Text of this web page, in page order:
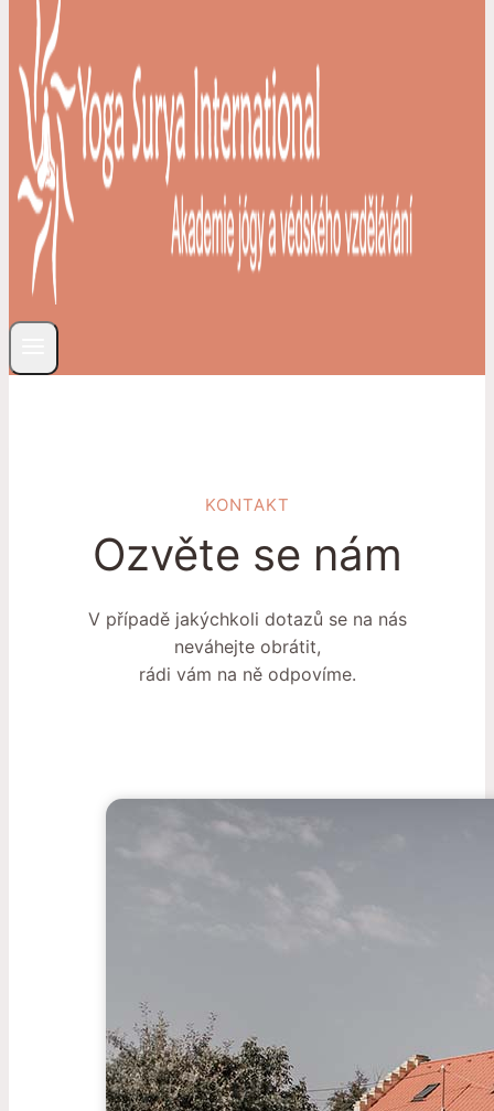
KONTAKT
Ozvěte se nám
V případě jakýchkoli dotazů se na nás
neváhejte obrátit,
rádi vám na ně odpovíme.